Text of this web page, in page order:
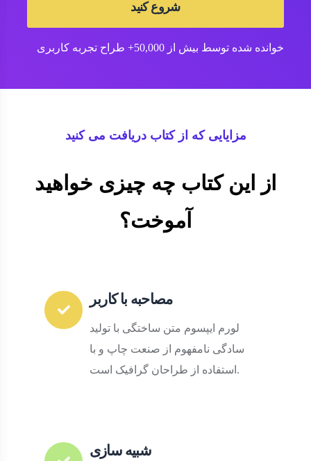
شروع کنید
خوانده شده توسط بیش از 50,000+ طراح تجربه کاربری
مزایایی که از کتاب دریافت می کنید
از این کتاب چه چیزی خواهید
آموخت؟
مصاحبه با کاربر
لورم ایپسوم متن ساختگی با تولید
سادگی نامفهوم از صنعت چاپ و با
استفاده از طراحان گرافیک است.
شبیه سازی